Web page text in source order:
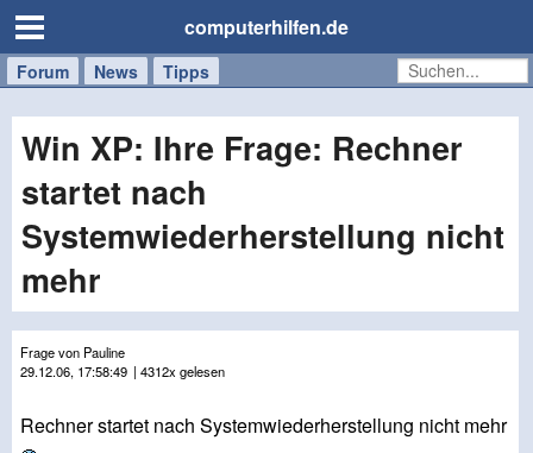
computerhilfen.de
Forum News Tipps
Handy
Tablet
Windows
Mac
Win XP: Ihre Frage: Rechner
startet nach
Systemwiederherstellung nicht
mehr
Frage von Pauline
29.12.06, 17:58:49 | 4312x gelesen
Rechner startet nach Systemwiederherstellung nicht mehr